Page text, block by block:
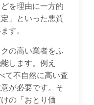
を理由に一方的
」といった悪質
す。
の高い業者をふ
します。例え
て不自然に高い査
が必要です。そ
の「おとり価